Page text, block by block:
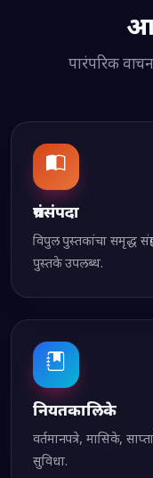
पारंपरिक
ग्रंथसंपदा
विपुल पुस्तकांचा समृद्ध
पुस्तके उपलब्ध.
नियतकालिके
वर्तमानपत्रे, मासिके,
सुविधा.